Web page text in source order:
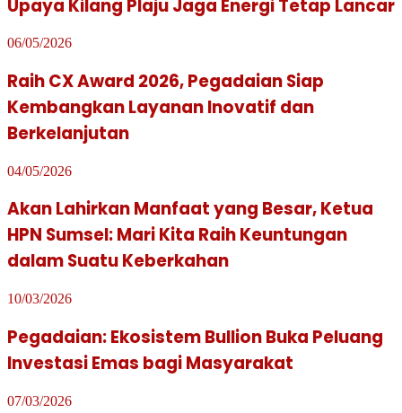
Upaya Kilang Plaju Jaga Energi Tetap Lancar
06/05/2026
Raih CX Award 2026, Pegadaian Siap
Kembangkan Layanan Inovatif dan
Berkelanjutan
04/05/2026
Akan Lahirkan Manfaat yang Besar, Ketua
HPN Sumsel: Mari Kita Raih Keuntungan
dalam Suatu Keberkahan
10/03/2026
Pegadaian: Ekosistem Bullion Buka Peluang
Investasi Emas bagi Masyarakat
07/03/2026